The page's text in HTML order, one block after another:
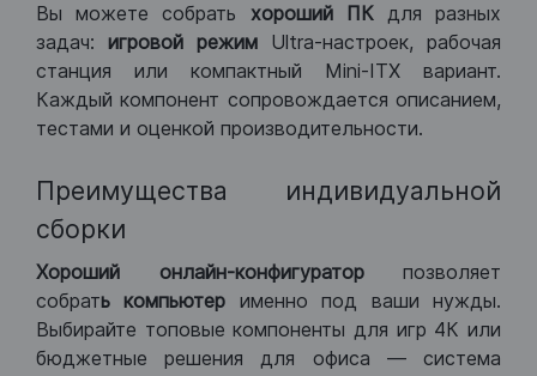
Вы можете собрать хороший ПКдля разных
задач: игровой режим Ultra-настроек, рабочая
станция или компактный Mini-ITX вариант.
Каждый компонент сопровождается описанием,
тестами и оценкой производительности.
Преимущества индивидуальной
сборки
Хороший онлайн-конфигураторпозволяет
собрать компьютер именно под ваши нужды.
Выбирайте топовые компоненты для игр 4К или
бюджетные решения для офиса — система